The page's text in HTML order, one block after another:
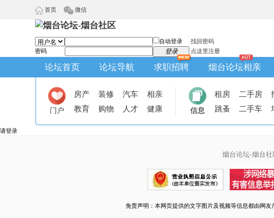
首页 微信
自动登录
找回密码
密码
登录 点这里注册
论坛首页 论坛导航 求职招聘 烟台论坛相亲
门户
房产 装修 汽车
相亲
教育
购物 人才 健康 信息
租房 二手房
跳蚤
二手车
请登录
烟台论坛-烟台社
免责声明：本网页提供的文字图片及视频等信息都由网